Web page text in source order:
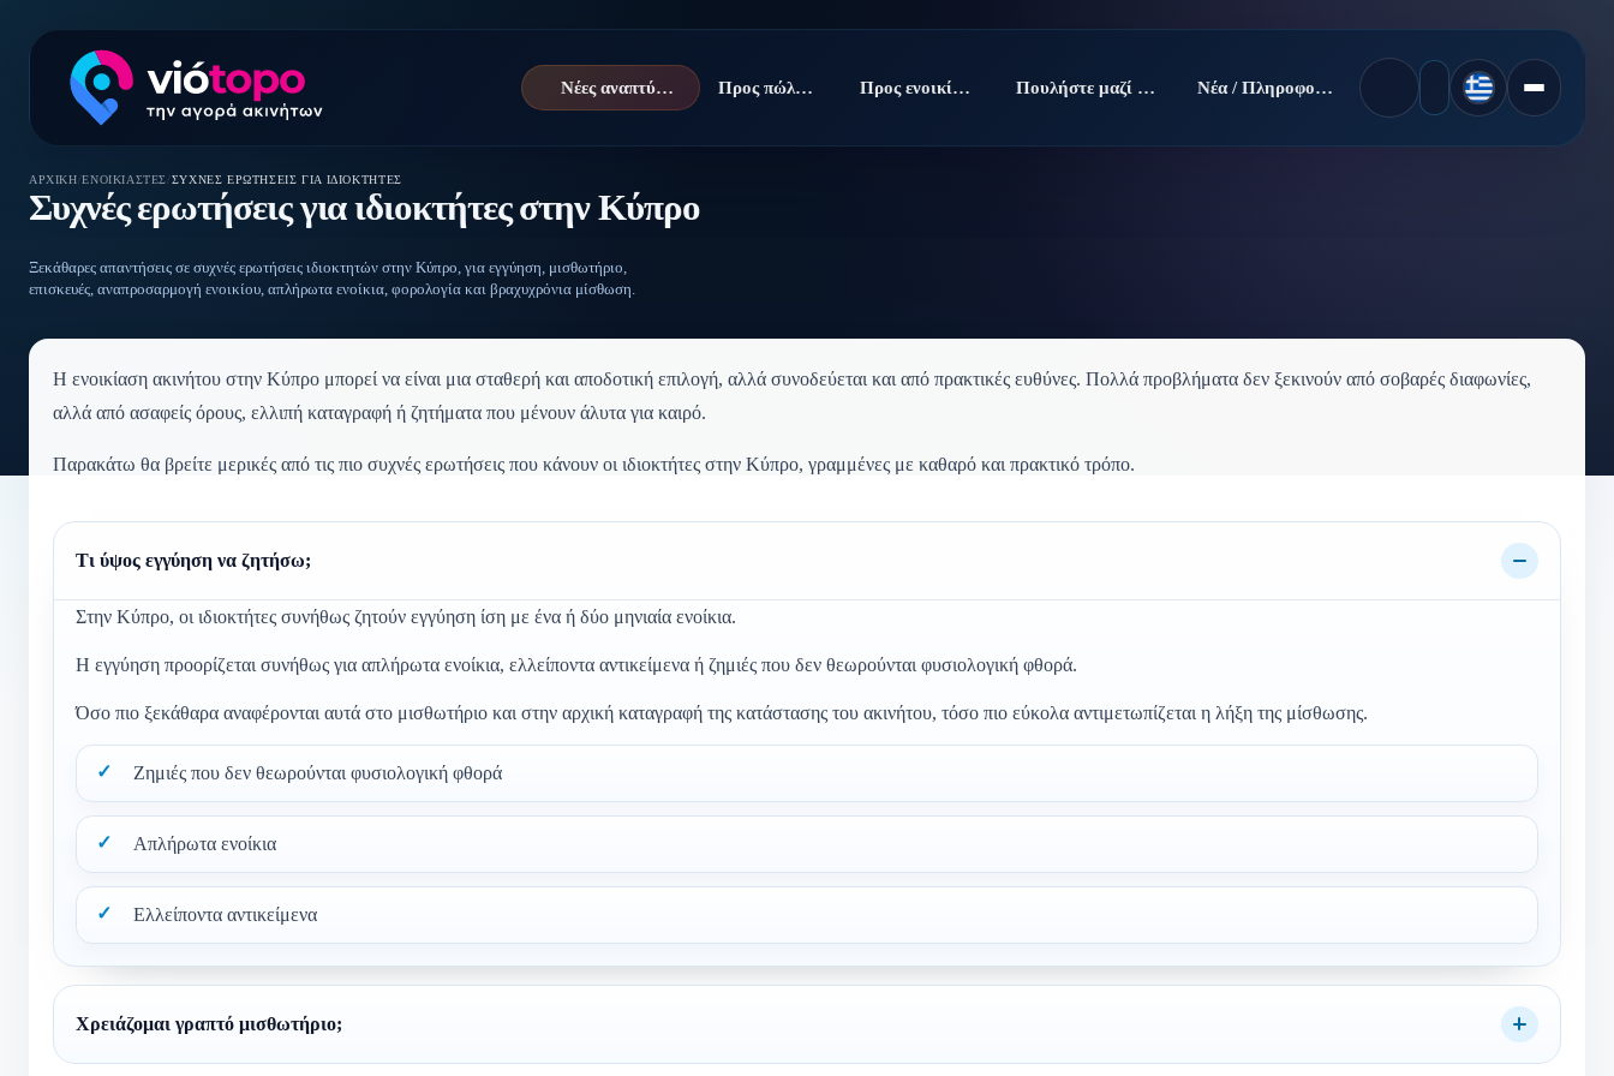
Νέες αναπτύξεις Προς πώληση Προς ενοικίαση Πουλήστε μαζί μας Νέα / Πληροφορίες
ΑΡΧΙΚΉ/ΕΝΟΙΚΙΑΣΤΈΣ/ ΣΥΧΝΈΣ ΕΡΩΤΉΣΕΙΣ ΓΙΑ ΙΔΙΟΚΤΉΤΕΣ
Συχνές ερωτήσεις για ιδιοκτήτες στην Κύπρο
Ξεκάθαρες απαντήσεις σε συχνές ερωτήσεις ιδιοκτητών στην Κύπρο, για εγγύηση, μισθωτήριο,
επισκευές, αναπροσαρμογή ενοικίου, απλήρωτα ενοίκια, φορολογία και βραχυχρόνια μίσθωση.
Η ενοικίαση ακινήτου στην Κύπρο μπορεί να είναι μια σταθερή και αποδοτική επιλογή, αλλά συνοδεύεται και από πρακτικές ευθύνες. Πολλά προβλήματα δεν ξεκινούν από σοβαρές διαφωνίες,
αλλά από ασαφείς όρους, ελλιπή καταγραφή ή ζητήματα που μένουν άλυτα για καιρό.
Παρακάτω θα βρείτε μερικές από τις πιο συχνές ερωτήσεις που κάνουν οι ιδιοκτήτες στην Κύπρο, γραμμένες με καθαρό και πρακτικό τρόπο.
Τι ύψος εγγύηση να ζητήσω;
Στην Κύπρο, οι ιδιοκτήτες συνήθως ζητούν εγγύηση ίση με ένα ή δύο μηνιαία ενοίκια.
Η εγγύηση προορίζεται συνήθως για απλήρωτα ενοίκια, ελλείποντα αντικείμενα ή ζημιές που δεν θεωρούνται φυσιολογική φθορά.
Όσο πιο ξεκάθαρα αναφέρονται αυτά στο μισθωτήριο και στην αρχική καταγραφή της κατάστασης του ακινήτου, τόσο πιο εύκολα αντιμετωπίζεται η λήξη της μίσθωσης.
Ζημιές που δεν θεωρούνται φυσιολογική φθορά
Απλήρωτα ενοίκια
Ελλείποντα αντικείμενα
Χρειάζομαι γραπτό μισθωτήριο;